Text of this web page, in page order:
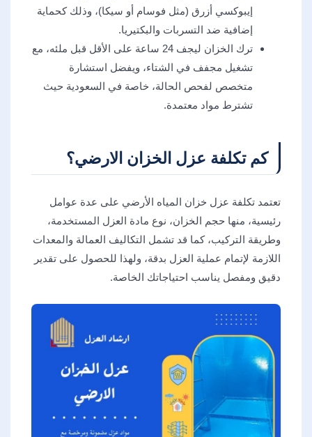
إيبوكسي أزرق (مثل فوسام أو سيكا)، وذلك كحماية
إضافية ضد التسربات والبكتيريا.
ترك الخزان ليجف 24 ساعة على الأقل قبل ملئه، مع
تشغيل مجفف في الشتاء، ويفضل استشارة
متخصص لفحص الحالة، خاصة في السعودية حيث
تشترط مواد معتمدة.
كم تكلفة عزل الخزان الارضي؟
تعتمد تكلفة عزل خزان المياه الأرضي على عدة عوامل
رئيسية، منها حجم الخزان، نوع مادة العزل المستخدمة،
وطريقة التركيب، كما قد تشمل التكاليف العمالة والمعدات
اللازمة لإتمام عملية العزل بدقة، ولهذا للحصول على تقدير
دقيق ومفصل يناسب احتياجاتك الخاصة.